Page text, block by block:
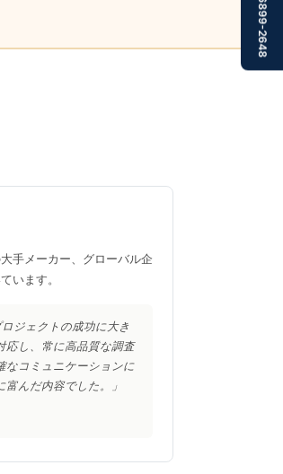
手メーカー、グローバル企
います。
ジェクトの成功に大き
応し、常に高品質な調査
なコミュニケーションに
んだ内容でした。」
03-6899-2648